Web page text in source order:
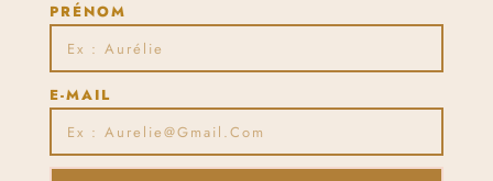
PRÉNOM
E-MAIL